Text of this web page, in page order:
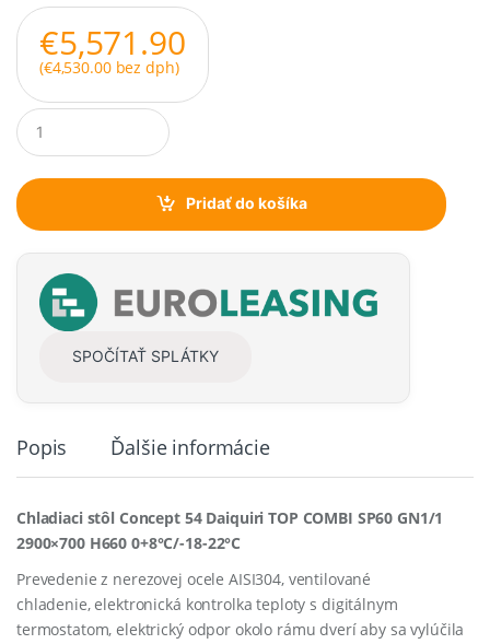
€5,571.90
(€4,530.00bez dph)
Q
u
a
t
i
y
Pridať do košíka
SPOČÍTAŤ SPLÁTKY
Popis Ďalšie informácie
Chladiaci stôl Concept 54 Daiquiri TOP COMBI SP60 GN1/1
2900×700 H660 0+8°C/-18-22°C
Prevedenie z nerezovej ocele AISI304, ventilované
chladenie, elektronická kontrolka teploty s digitálnym
termostatom, elektrický odpor okolo rámu dverí aby sa vylúčila